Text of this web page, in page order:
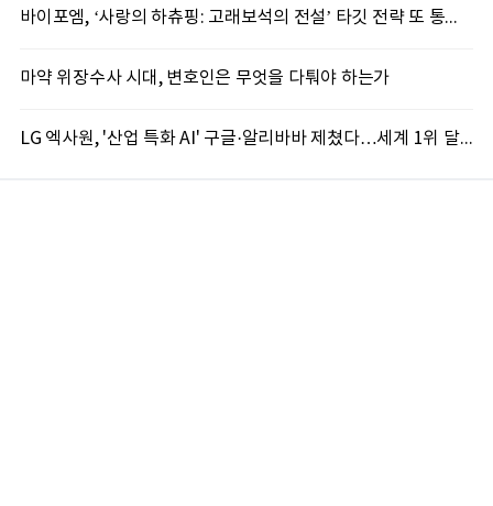
바이포엠, ‘사랑의 하츄핑: 고래보석의 전설’ 타깃 전략 또 통했다
마약 위장수사 시대, 변호인은 무엇을 다퉈야 하는가
LG 엑사원, '산업 특화 AI' 구글·알리바바 제쳤다…세계 1위 달성